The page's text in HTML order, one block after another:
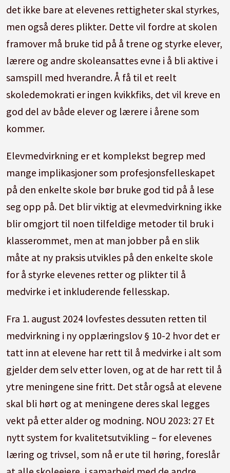
det ikke bare at elevenes rettigheter skal styrkes,
men også deres plikter. Dette vil fordre at skolen
framover må bruke tid på å trene og styrke elever,
lærere og andre skoleansattes evne i å bli aktive i
samspill med hverandre. Å få til et reelt
skoledemokrati er ingen kvikkfiks, det vil kreve en
god del av både elever og lærere i årene som
kommer.
Elevmedvirkning er et komplekst begrep med
mange implikasjoner som profesjonsfelleskapet
på den enkelte skole bør bruke god tid på å lese
seg opp på. Det blir viktig at elevmedvirkning ikke
blir omgjort til noen tilfeldige metoder til bruk i
klasserommet, men at man jobber på en slik
måte at ny praksis utvikles på den enkelte skole
for å styrke elevenes retter og plikter til å
medvirke i et inkluderende fellesskap.
Fra 1. august 2024 lovfestes dessuten retten til
medvirkning i ny opplæringslov § 10-2 hvor det er
tatt inn at elevene har rett til å medvirke i alt som
gjelder dem selv etter loven, og at de har rett til å
ytre meningene sine fritt. Det står også at elevene
skal bli hørt og at meningene deres skal legges
vekt på etter alder og modning. NOU 2023: 27 Et
nytt system for kvalitetsutvikling – for elevenes
læring og trivsel, som nå er ute til høring, foreslår